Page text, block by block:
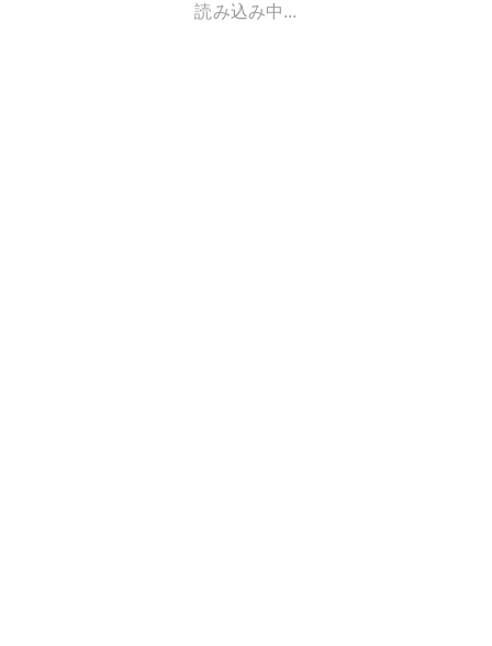
読み込み中...